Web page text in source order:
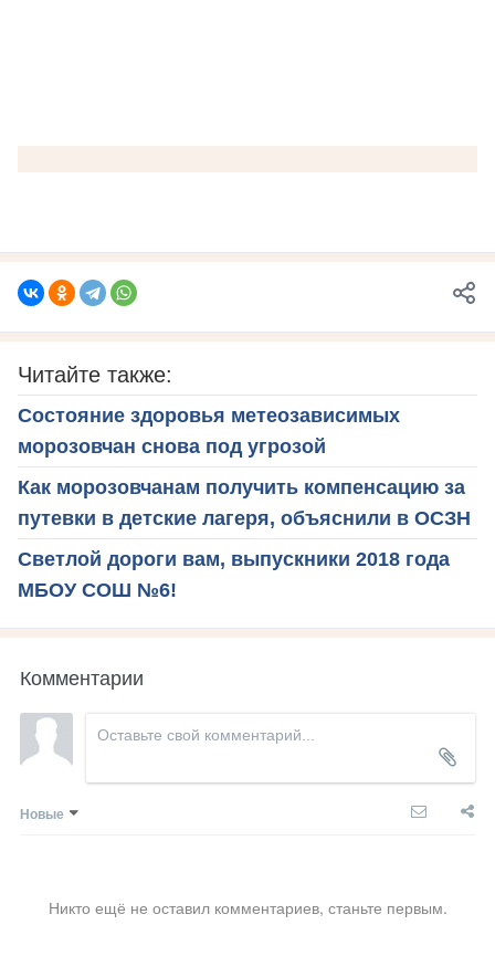
Читайте также:
Состояние здоровья метеозависимых
морозовчан снова под угрозой
Как морозовчанам получить компенсацию за
путевки в детские лагеря, объяснили в ОСЗН
Светлой дороги вам, выпускники 2018 года
МБОУ СОШ №6!
Комментарии
Новые
Никто ещё не оставил комментариев, станьте первым.